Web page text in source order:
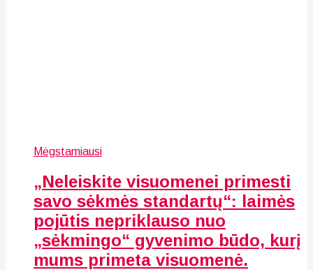
Mėgstamiausi
„Neleiskite visuomenei primesti
savo sėkmės standartų“: laimės
pojūtis nepriklauso nuo
„sėkmingo“ gyvenimo būdo, kurį
mums primeta visuomenė.